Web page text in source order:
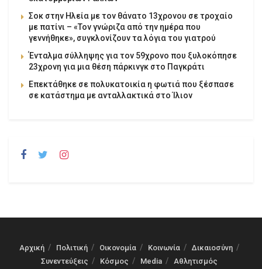
Σοκ στην Ηλεία με τον θάνατο 13χρονου σε τροχαίο
με πατίνι – «Τον γνώριζα από την ημέρα που
γεννήθηκε», συγκλονίζουν τα λόγια του γιατρού
Ένταλμα σύλληψης για τον 59χρονο που ξυλοκόπησε
23χρονη για μια θέση πάρκινγκ στο Παγκράτι
Επεκτάθηκε σε πολυκατοικία η φωτιά που ξέσπασε
σε κατάστημα με ανταλλακτικά στο Ίλιον
Αρχική Πολιτική Οικονομία Κοινωνία
Δικαιοσύνη
Συνεντεύξεις
Κόσμος Media Αθλητισμός